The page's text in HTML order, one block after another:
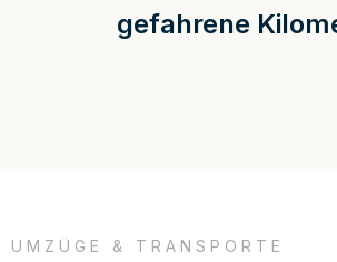
gefahrene
UMZÜGE & TRANSPORTE